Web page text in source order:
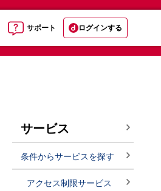
サポート ログインする
サービス
条件からサービスを探す
アクセス制限サービス